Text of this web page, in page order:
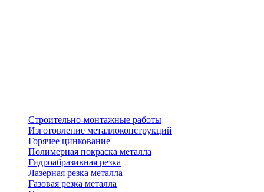
Строительно-монтажные работы
Изготовление металлоконструкций
Горячее цинкование
Полимерная покраска металла
Гидроабразивная резка
Лазерная резка металла
Газовая резка металла